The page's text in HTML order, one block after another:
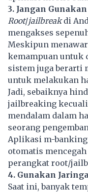
3. Jangan
Root/jailbreakdi
mengakses
Meskipun
kemampuan untuk
sistem juga berarti
untuk melakukan
Jadi, sebaiknya
jailbreaking
mendalam dalam
seorang
Aplikasi m-banking
otomatis
perangkat root/
4. Gunakan
Saat ini, banyak